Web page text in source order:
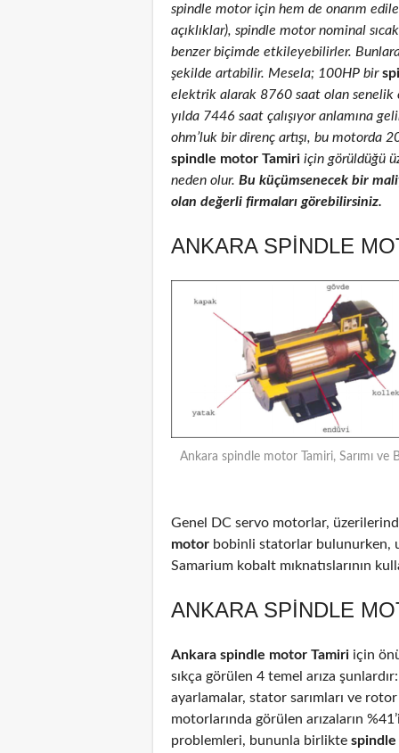
spindle motor için hem de onarım
açıklıklar), spindle motor nominal
benzer biçimde etkileyebilirler.
şekilde artabilir. Mesela; 100HP bir
elektrik alarak 8760 saat olan senelik
yılda 7446 saat çalışıyor anlamına
ohm’luk bir direnç artışı, bu motorda
spindle motor Tamiri için görüldüğü
neden olur. Bu küçümsenecek bir
olan değerli firmaları görebilirsiniz.
ANKARA SPINDLE
Ankara spindle motor Tamiri, Sarımı ve
Genel DC servo motorlar,
motor bobinli statorlar bulunurken,
Samarium kobalt mıknatıslarının
ANKARA SPINDLE
Ankara spindle motor Tamiri için
sıkça görülen 4 temel arıza
ayarlamalar, stator sarımları ve
motorlarında görülen arızaların
problemleri, bununla birlikte